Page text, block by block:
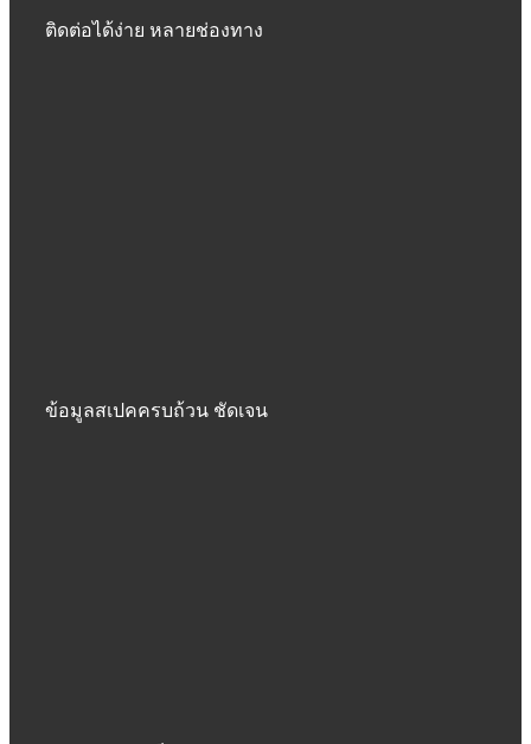
ติดต่อได้ง่าย หลายช่องทาง
ข้อมูลสเปคครบถ้วน ชัดเจน